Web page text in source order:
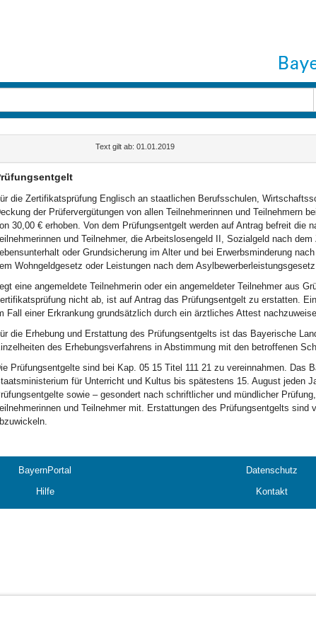
Text gilt ab: 01.01.2019
die Zertifikatsprüfung Englisch an staatlichen Berufsschulen,
der Prüfervergütungen von allen Teilnehmerinnen und Teilnehmern
30,00 € erhoben. Von dem Prüfungsentgelt werden auf Antrag befreit die
und Teilnehmer, die Arbeitslosengeld II, Sozialgeld nach
oder Grundsicherung im Alter und bei Erwerbsminderung
Wohngeldgesetz oder Leistungen nach dem
eine angemeldete Teilnehmerin oder ein angemeldeter Teilnehmer aus
nicht ab, ist auf Antrag das Prüfungsentgelt zu erstatten.
Fall einer Erkrankung grundsätzlich durch ein ärztliches Attest
die Erhebung und Erstattung des Prüfungsentgelts ist das Bayerische
des Erhebungsverfahrens in Abstimmung mit den betroffenen
Prüfungsentgelte sind bei Kap. 05 15 Titel 111 21 zu vereinnahmen. Das
für Unterricht und Kultus bis spätestens 15. August jeden
sowie – gesondert nach schriftlicher und mündlicher
und Teilnehmer mit. Erstattungen des Prüfungsentgelts
BayernPortal Datenschutz
Hilfe Kontakt